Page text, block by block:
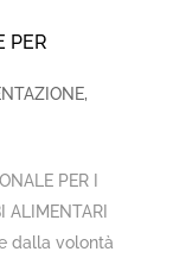
PER
,
PER I
ALIMENTARI
dalla volontà